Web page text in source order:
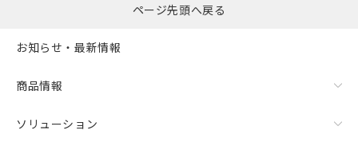
ページ先頭へ戻る
お知らせ・最新情報
商品情報
ソリューション